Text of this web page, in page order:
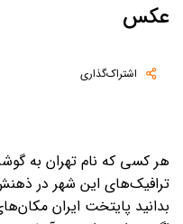
عکس
اشتراک‌گذاری
هر کسی که نام تهران به
ترافیک‌های این شهر در
بدانید پایتخت ایران